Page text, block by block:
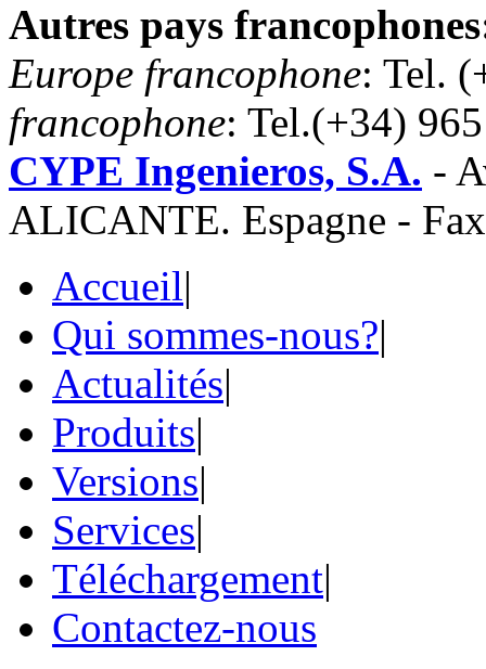
Autres pays
Europe francophone: Tel.
francophone: Tel.(+34)
CYPE Ingenieros, S.A. -
ALICANTE. Espagne -
Accueil|
Qui sommes-nous?|
Actualités|
Produits|
Versions|
Services|
Téléchargement|
Contactez-nous